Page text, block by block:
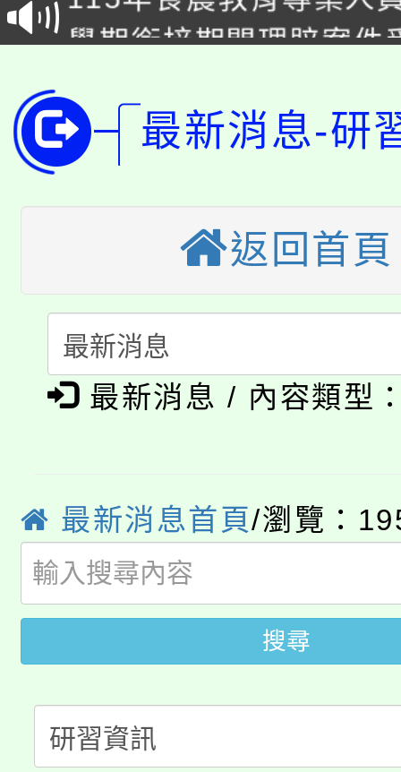
程
學期銜接期間理賠案件
版
公告本校115學年度第
代理(課)教師甄選結果(
「2026金融保險知識
車」活動
桃園市115學年度學生
生本土語及新住民語歌
公告本校115學年度第
代理(課)教師甄選結果(
公告本校115學年度第
代理(課)教師甄選結果(
轉知中國文化大學推廣
《TA101》溝通分析基
系所師生報名參加。
淨零綠生活教案入校路
學籍身 分審查程序及
版
淨零綠領人才培育課程
公告本校115學年度第
代理(課)教師甄選結果(
「2026金融保險知識
車」活動
桃園市115學年度學生
生本土語及新住民語歌
公告本校115學年度第
代理(課)教師甄選結果(
公告本校115學年度第
最新消息-研
返回首頁
最新消息 / 內容類型
最新消息首頁/瀏覽：
搜尋